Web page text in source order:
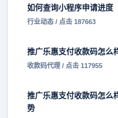
如何查询小程序申请进度
行业动态 / 点击 187663
推广乐惠支付收款码怎么
收款码代理 / 点击 117955
推广乐惠支付收款码怎么
势